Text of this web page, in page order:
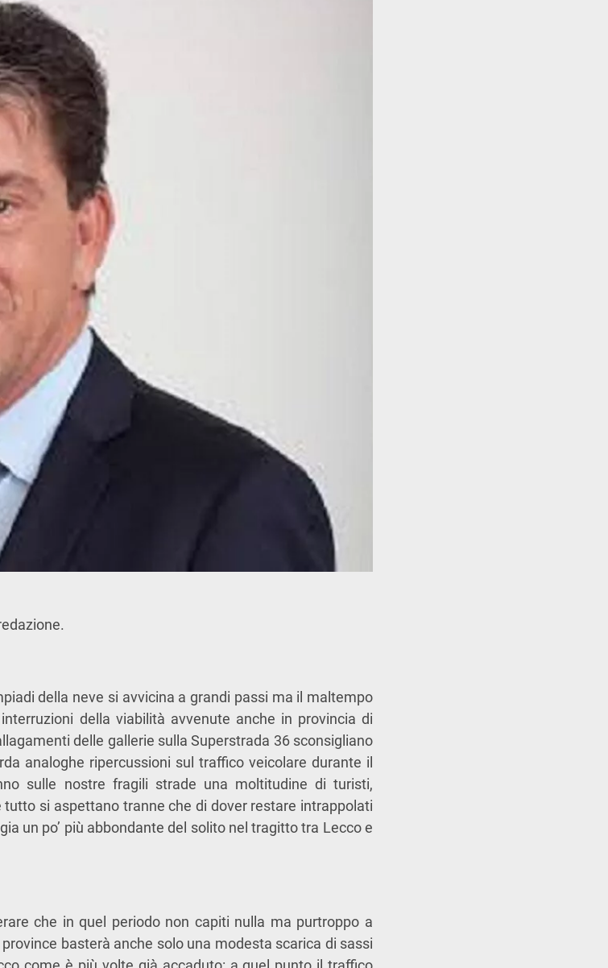
della neve si avvicina a grandi passi ma il maltempo
della viabilità avvenute anche in provincia di
delle gallerie sulla Superstrada 36 sconsigliano
analoghe ripercussioni sul traffico veicolare durante il
sulle nostre fragili strade una moltitudine di turisti,
si aspettano tranne che di dover restare intrappolati
un po’ più abbondante del solito nel tragitto tra Lecco e
che in quel periodo non capiti nulla ma purtroppo a
basterà anche solo una modesta scarica di sassi